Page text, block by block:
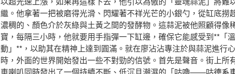
繼。他拿著一把被磨得光滑、閃耀著不祥光芒的小銀勺，從缸底撈
濃稠的、顏色介於灰綠與土黃之間的發酵物。這蒜泥被他照顧得像
寶，每隔三小時，他就要用手指彈一下缸邊，確保它能感受到**「
動」**，以助其在精神上達到圓滿。就在廖沾沾專注於與蒜泥進行
時，外面的世界開始發出一些不對勁的信號。首先是聲音。街上所